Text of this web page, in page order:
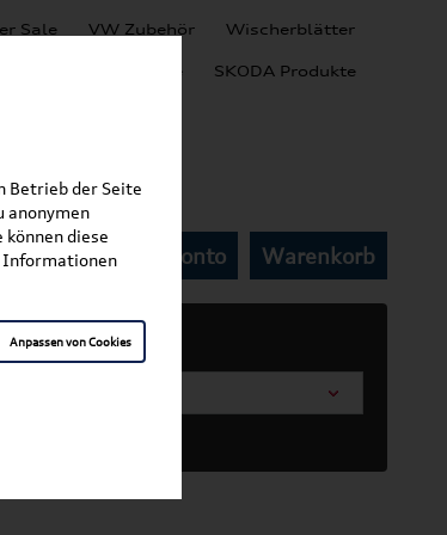
Sale VW Zubehör Wischerblätter
SEAT Produkte SKODA Produkte
Mein Kundenkonto Warenkorb
Betrieb der Seite
anonymen
diese
Informationen
Anpassen von Cookies